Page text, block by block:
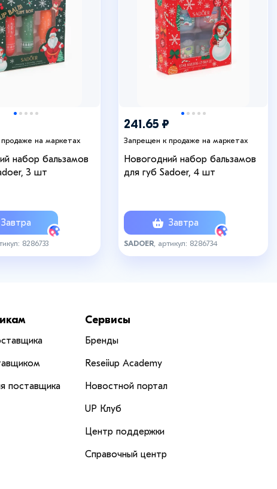
на маркетах
набор бальзамов
3 шт
Завтра
8286733
241.65 ₽
Запрещен к продаже на маркетах
Новогодний набор бальзамов
для губ Sadoer, 4 шт
Завтра
SADOER , артикул: 8286734
поставщика
Сервисы
Бренды
Reseiiup Аcademy
Новостной портал
UP Клуб
Центр поддержки
Справочный центр